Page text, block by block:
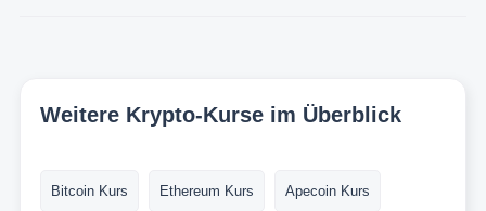
Weitere Krypto-Kurse im Überblick
Bitcoin Kurs Ethereum Kurs Apecoin Kurs